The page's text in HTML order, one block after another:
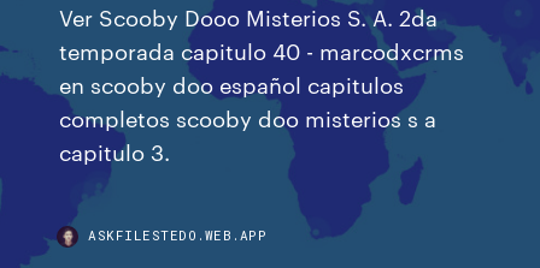
Ver Scooby Dooo Misterios S. A. 2da
temporada capitulo 40 - marcodxcrms
en scooby doo español capitulos
completos scooby doo misterios s a
capitulo 3.
ASKFILESTEDO.WEB.APP